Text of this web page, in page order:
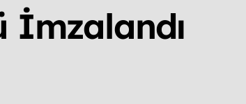
İmzalandı